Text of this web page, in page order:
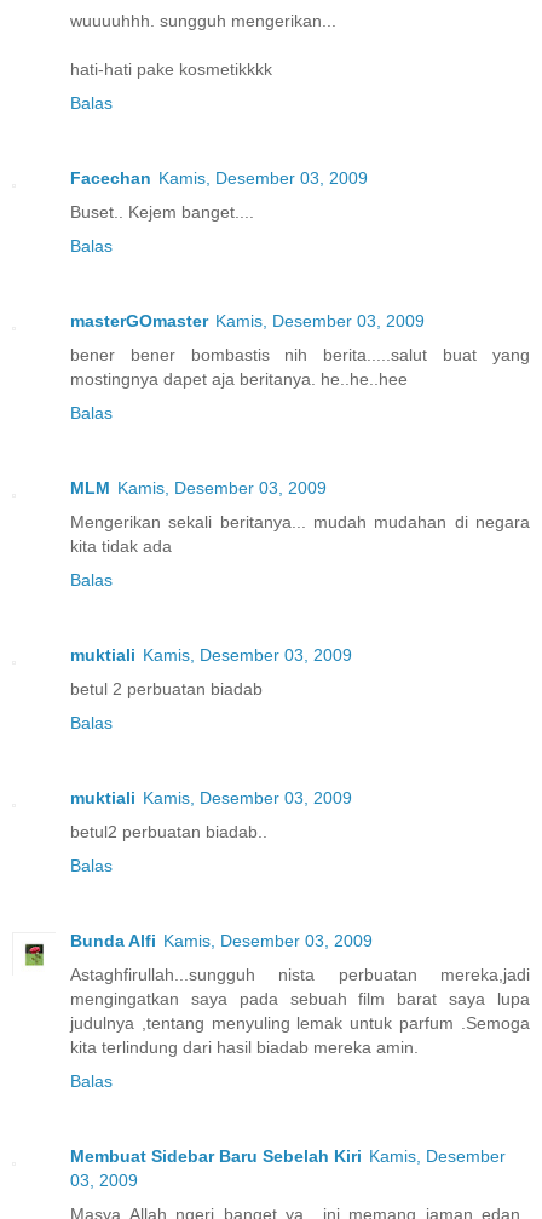
wuuuuhhh. sungguh mengerikan...
hati-hati pake kosmetikkkk
Balas
Facechan Kamis, Desember 03, 2009
Buset.. Kejem banget....
Balas
masterGOmaster Kamis, Desember 03, 2009
bener bener bombastis nih berita.....salut buat yang
mostingnya dapet aja beritanya. he..he..hee
Balas
MLM Kamis, Desember 03, 2009
Mengerikan sekali beritanya... mudah mudahan di negara
kita tidak ada
Balas
muktiali Kamis, Desember 03, 2009
betul 2 perbuatan biadab
Balas
muktiali Kamis, Desember 03, 2009
betul2 perbuatan biadab..
Balas
Bunda Alfi Kamis, Desember 03, 2009
Astaghfirullah...sungguh nista perbuatan mereka,jadi
mengingatkan saya pada sebuah film barat saya lupa
judulnya ,tentang menyuling lemak untuk parfum .Semoga
kita terlindung dari hasil biadab mereka amin.
Balas
Membuat Sidebar Baru Sebelah Kiri Kamis, Desember
03, 2009
Masya Allah ngeri banget ya.. ini memang jaman edan..